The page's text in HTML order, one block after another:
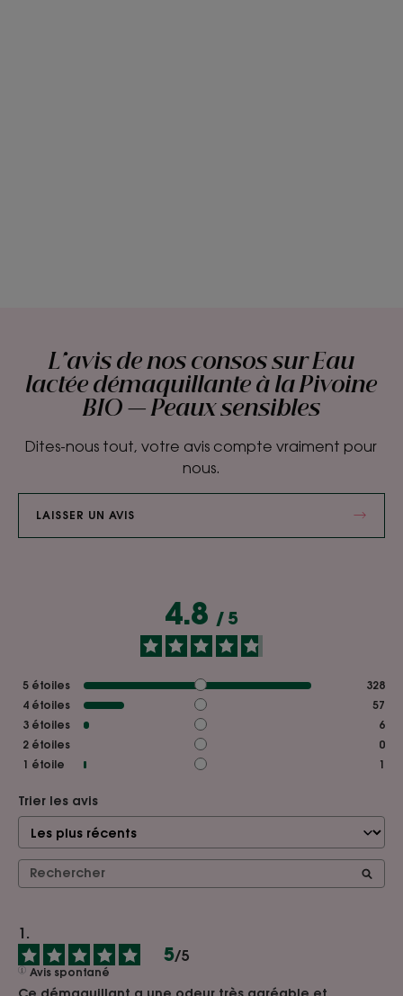
L'avis de nos consos sur Eau
lactée démaquillante à la Pivoine
BIO — Peaux sensibles
Dites-nous tout, votre avis compte vraiment pour
nous.
LAISSER UN AVIS
4.8 / 5
5 étoiles
328
4 étoiles
57
3 étoiles
6
2 étoiles
0
1 étoile 1
Trier les avis
5/5
Avis spontané